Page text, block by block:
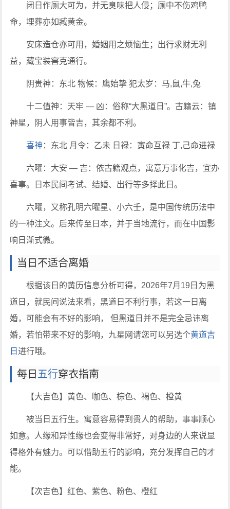
闭日作厕大可为，并无臭味把人侵；厕中不伤鸡鸭
命，埋葬亦如臧黄金。
安床造仓亦可用，婚姻用之烦恼生；出行求财无利
益，藏宝装窖克通行。
阴贵神：东北 物候：鹰始挚 犯太岁：马,鼠,牛,兔
十二值神：天牢 — 凶：俗称“大黑道日”。古籍云：镇
神星，阴人用事皆吉，其余都不利。
喜神 ：东北 月令：乙未 日禄：寅命互禄 丁,己命进禄
六曜：大安 — 吉：依古籍观点，寓意万事化吉，宜办
喜事。日本民间考试、结婚、出行等多择此日。
六曜，又称孔明六曜星、小六壬，是中国传统历法中
的一种注文。后来传至日本，并于当地流行，而在中国影
响日渐式微。
当日不适合离婚
根据该日的黄历信息分析可得，2026年7月19日为黑
道日，就民间说法来看，黑道日不利行事，若这一日离
婚，可能会有不好的影响， 但黑道日并不是完全忌讳离
婚，若怕带来不好的影响，九星网请您可以另选个黄道吉
日进行哦。
每日 五行穿衣指南
【大吉色】黄色、咖色、棕色、褐色、橙黄
被当日五行生。寓意容易得到贵人的帮助，事事顺心
如意。人缘和异性缘也会变得非常好，对身边的人来说显
得格外有魅力。可以借助五行的影响，充分发挥自己的才
能。
【次吉色】红色、紫色、粉色、橙红